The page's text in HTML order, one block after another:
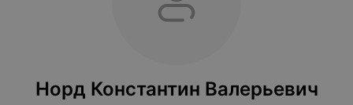
Норд Константин Валерьевич